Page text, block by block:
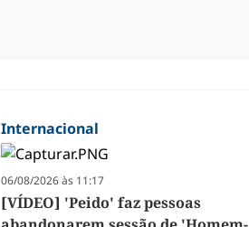
Internacional
06/08/2026 às 11:17
[VÍDEO] 'Peido' faz pessoas